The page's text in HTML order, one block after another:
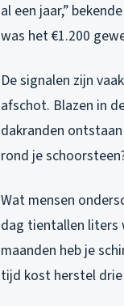
al een jaar,”
was het €1.200
De signalen zijn
afschot. Blazen in
dakranden
rond je
Wat mensen
dag tientallen liters
maanden heb je
tijd kost herstel drie